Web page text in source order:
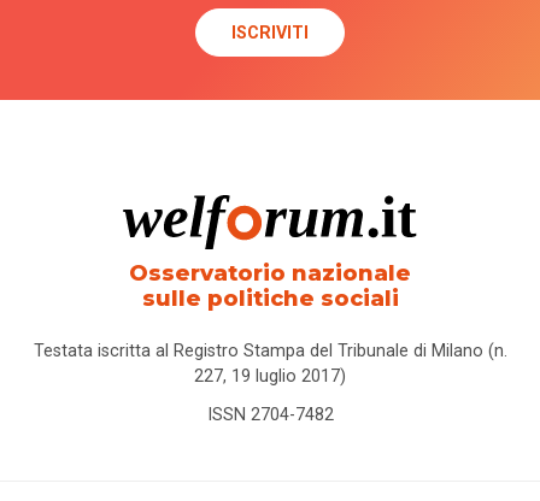
Osservatorio nazionale
sulle politiche sociali
Testata iscritta al Registro Stampa del Tribunale di Milano (n.
227, 19 luglio 2017)
ISSN 2704-7482